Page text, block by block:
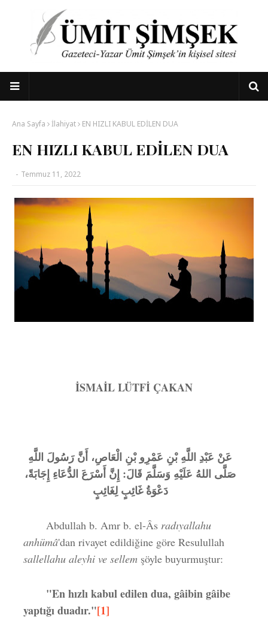
Ana Sayfa İlahiyat EN HIZLI KABUL EDİLEN DUA
EN HIZLI KABUL EDİLEN DUA
- Temmuz 11, 2022
İSMAİL LÜTFİ ÇAKAN
عَنْ عَبْدِ اللَّهِ بْنِ عَمْرِو بْنِ الْعَاصِ، أَنَّ رَسُولَ اللَّهِ
صَلَّى اللهُ عَلَيْهِ وَسَلَّمَ قَالَ: إِنَّ أَسْرَعَ الدُّعَاءِ إِجَابَةً،
دَعْوَةُ غَائِبٍ لِغَائِبٍ
Abdullah b. Amr b. el-Âs radıyallahu
anhümâ'dan rivayet edildiğine göre Resulullah
sallellahu aleyhi ve sellemşöyle buyurmuştur:
"En hızlı kabul edilen dua, gâibin gâibe
yaptığı duadır."[1]